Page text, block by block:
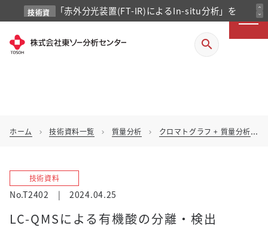
技術資
料
「赤外分光装置(FT-IR)によるIn-situ分析」を
掲載しました
expand_less
expand_more
search
ホーム chevron_right 技術資料一覧 chevron_right 質量分析 chevron_right クロマトグラフ + 質量分析 chevron_right
技術資料
No.T2402 | 2024.04.25
LC-QMSによる有機酸の分離・検出